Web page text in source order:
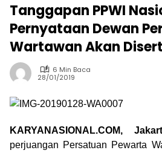
Tanggapan PPWI
Pernyataan Dewan
Wartawan Akan
6 Min Baca
28/01/2019
KARYANASIONAL.COM,
perjuangan Persatuan Pewarta